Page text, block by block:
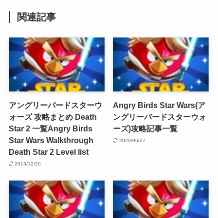
関連記事
アングリーバードスターウ
ォーズ 攻略まとめ Death
Star 2 一覧Angry Birds
Star Wars Walkthrough
Death Star 2 Level list
2013/12/20
Angry Birds Star Wars(ア
ングリーバードスターウォ
ーズ)攻略記事一覧
2020/06/27